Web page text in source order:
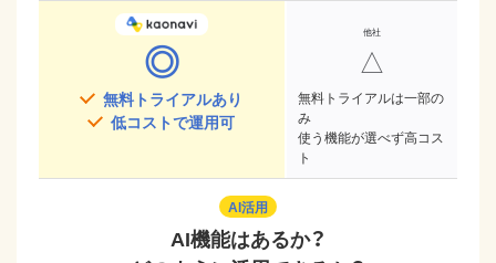
◎
無料トライアルあり
低コストで運用可
△
無料トライアルは一部の
み
使う機能が選べず高コス
ト
AI活用
AI機能はあるか？